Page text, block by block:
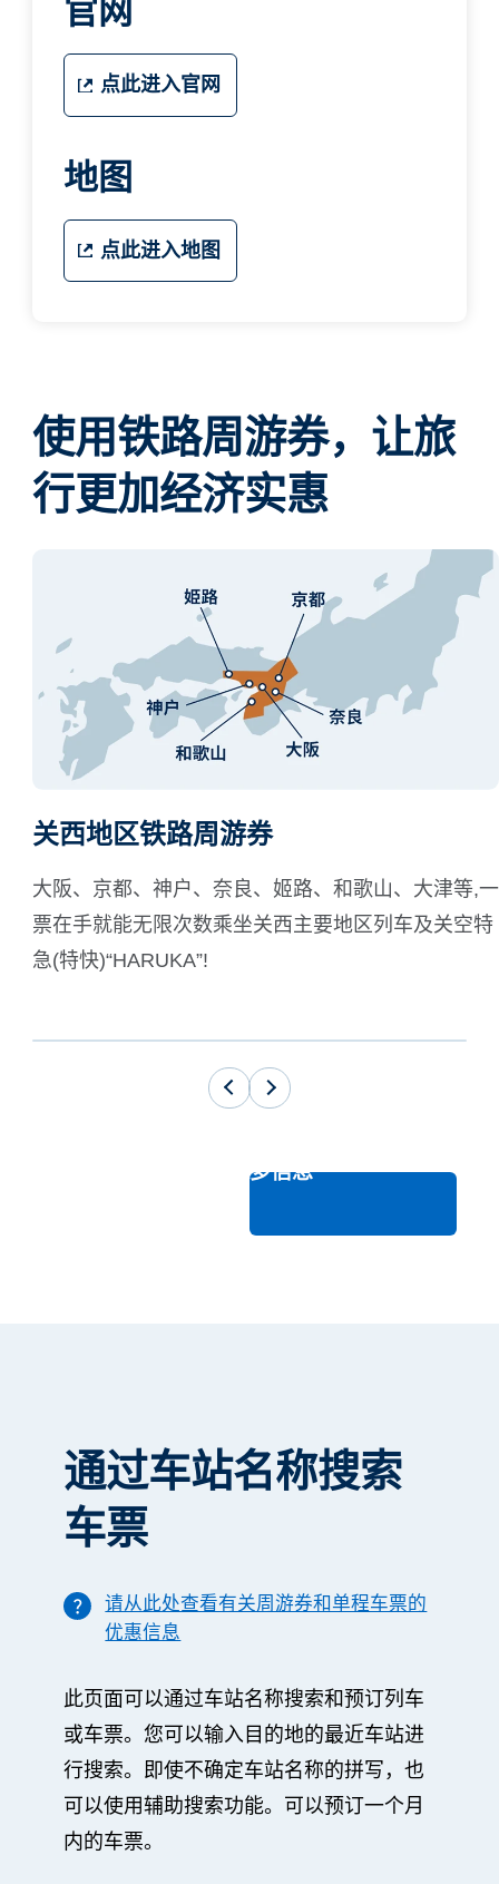
官网
点此进入官网
地图
点此进入地图
使用铁路周游券，让旅
行更加经济实惠
关西地区铁路周游券
大阪、京都、神户、奈良、姬路、和歌山、大津等,一
票在手就能无限次数乘坐关西主要地区列车及关空特
急(特快)“HARUKA”!
查看更多信息
通过车站名称搜索
车票
请从此处查看有关周游券和单程车票的
优惠信息
此页面可以通过车站名称搜索和预订列车
或车票。您可以输入目的地的最近车站进
行搜索。即使不确定车站名称的拼写，也
可以使用辅助搜索功能。可以预订一个月
内的车票。